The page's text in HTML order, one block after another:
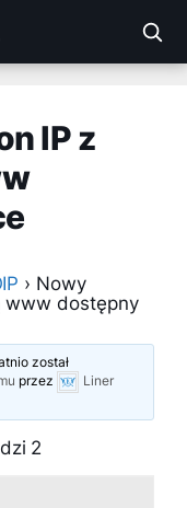
IP z
› Nowy
www dostępny
został
przez
Liner
2